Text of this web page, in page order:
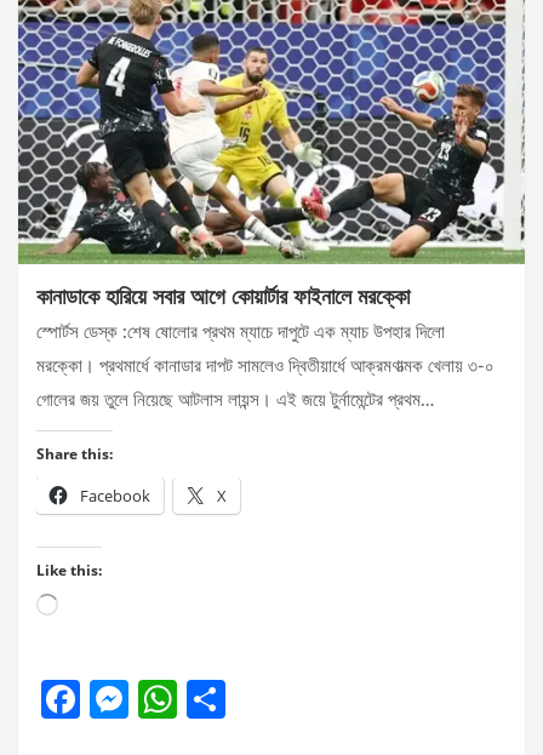
কানাডাকে হারিয়ে সবার আগে কোয়ার্টার ফাইনালে মরক্কো
স্পোর্টস ডেস্ক :শেষ ষোলোর প্রথম ম্যাচে দাপুটে এক ম্যাচ উপহার দিলো
মরক্কো। প্রথমার্ধে কানাডার দাপট সামলেও দ্বিতীয়ার্ধে আক্রমণাত্মক খেলায় ৩-০
গোলের জয় তুলে নিয়েছে আটলাস লায়ন্স। এই জয়ে টুর্নামেন্টের প্রথম…
Share this:
Facebook X
Like this:
Loading…
F
M W